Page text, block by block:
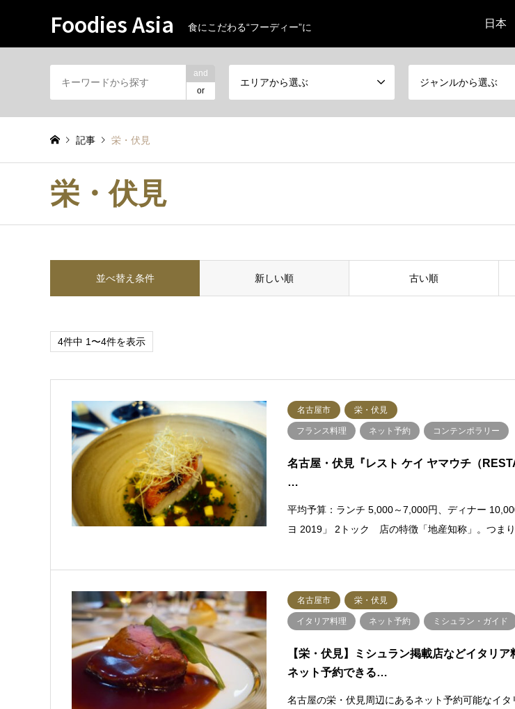
Foodies Asia 食にこだわる“フーディー”に 日本
and
or
エリアから選ぶ ジャンルから選ぶ
記事 栄・伏見
栄・伏見
並べ替え条件 新しい順 古い順
4件中 1〜4件を表示
名古屋市 栄・伏見
フランス料理 ネット予約 コンテンポラリー
名古屋・伏見『レスト ケイ ヤマウチ（
…
平均予算：ランチ 5,000～7,000円、ディナー
ヨ 2019」 2トック 店の特徴「地産知称」。つま
名古屋市 栄・伏見
イタリア料理 ネット予約 ミシュラン・ガイド
【栄・伏見】ミシュラン掲載店などイタリア
ネット予約できる…
名古屋の栄・伏見周辺にあるネット予約可能なイ